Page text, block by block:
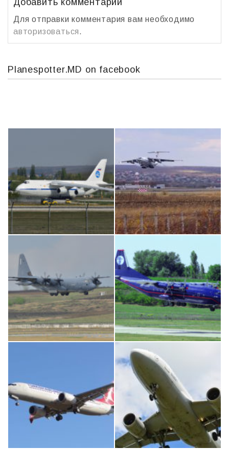
Добавить комментарий
Для отправки комментария вам необходимо
авторизоваться.
Planespotter.MD on facebook
An124, RA-82013 IL76, RA-78844
An12, UR-CGV